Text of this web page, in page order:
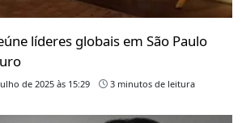
líderes globais em São Paulo
de 2025 às 15:29 3 minutos de leitura